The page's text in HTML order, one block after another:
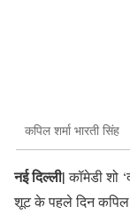
कपिल शर्मा भारती सिंह
नई दिल्ली|कॉमेडी शो
शूट के पहले दिन कपिल